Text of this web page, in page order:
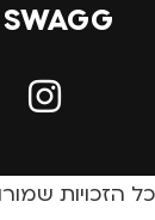
SWAGG בסושיאל
כל הזכויות